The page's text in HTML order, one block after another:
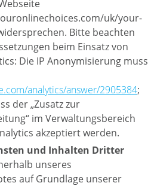
uk/your-
Bitte beachten
beim Einsatz von
Die IP Anonymisierung muss
analytics/answer/2905384;
der „Zusatz zur
im Verwaltungsbereich
akzeptiert werden.
und Inhalten Dritter
unseres
auf Grundlage unserer